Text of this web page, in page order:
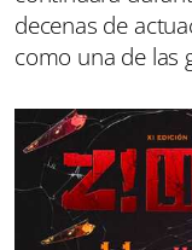
decenas de
como una de las